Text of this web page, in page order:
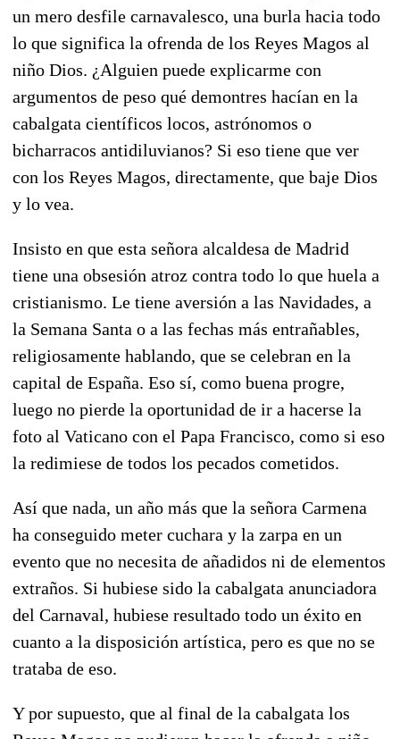
un mero desfile carnavalesco, una burla hacia todo
lo que significa la ofrenda de los Reyes Magos al
niño Dios. ¿Alguien puede explicarme con
argumentos de peso qué demontres hacían en la
cabalgata científicos locos, astrónomos o
bicharracos antidiluvianos? Si eso tiene que ver
con los Reyes Magos, directamente, que baje Dios
y lo vea.
Insisto en que esta señora alcaldesa de Madrid
tiene una obsesión atroz contra todo lo que huela a
cristianismo. Le tiene aversión a las Navidades, a
la Semana Santa o a las fechas más entrañables,
religiosamente hablando, que se celebran en la
capital de España. Eso sí, como buena progre,
luego no pierde la oportunidad de ir a hacerse la
foto al Vaticano con el Papa Francisco, como si eso
la redimiese de todos los pecados cometidos.
Así que nada, un año más que la señora Carmena
ha conseguido meter cuchara y la zarpa en un
evento que no necesita de añadidos ni de elementos
extraños. Si hubiese sido la cabalgata anunciadora
del Carnaval, hubiese resultado todo un éxito en
cuanto a la disposición artística, pero es que no se
trataba de eso.
Y por supuesto, que al final de la cabalgata los